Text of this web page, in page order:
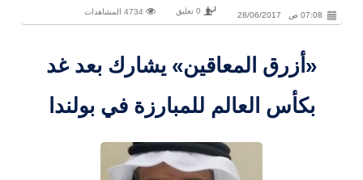
07:08 ص 28/06/2017 0 تعليق
«أزرق المعاقين» يشارك بعد غد
بكأس العالم للمبارزة في بولندا